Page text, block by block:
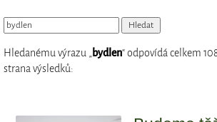
Hledanému výrazu „bydlen“ odpovídá celkem
strana výsledků: